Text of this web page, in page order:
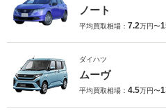
ノート
平均買取相場： 7.2万円〜
ダイハツ
ムーヴ
平均買取相場： 4.5万円〜